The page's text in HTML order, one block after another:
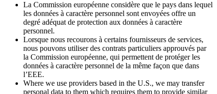
La Commission européenne considère que le pays dans lequel
les données à caractère personnel sont envoyées offre un
degré adéquat de protection aux données à caractère
personnel.
Lorsque nous recourons à certains fournisseurs de services,
nous pouvons utiliser des contrats particuliers approuvés par
la Commission européenne, qui permettent de protéger les
données à caractère personnel de la même façon que dans
l’EEE.
Where we use providers based in the U.S., we may transfer
personal data to them which requires them to provide similar